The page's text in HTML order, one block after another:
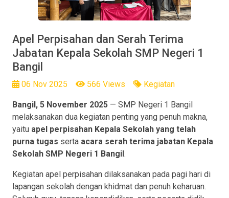
Apel Perpisahan dan Serah Terima
Jabatan Kepala Sekolah SMP Negeri 1
Bangil
06 Nov 2025 566 Views Kegiatan
Bangil, 5 November 2025 — SMP Negeri 1 Bangil
melaksanakan dua kegiatan penting yang penuh makna,
yaitu apel perpisahan Kepala Sekolah yang telah
purna tugas serta acara serah terima jabatan Kepala
Sekolah SMP Negeri 1 Bangil.
Kegiatan apel perpisahan dilaksanakan pada pagi hari di
lapangan sekolah dengan khidmat dan penuh keharuan.